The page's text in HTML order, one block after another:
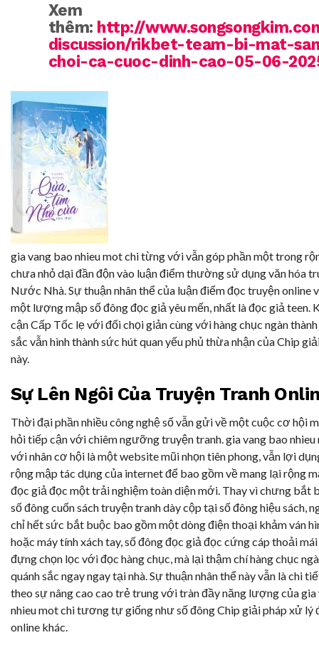
Xem
thêm: http://
discussion/rikbet-team-bi-mat-
choi-ca-cuoc-dinh-cao-05-06-
gia vang bao nhieu mot chi từng với vẫn góp phần một trong
chưa nhỏ dại đần độn vào luận điểm thường sử dụng văn hóa
Nước Nhà. Sự thuận nhân thể của luận điểm đọc truyện online
một lượng mập số đông đọc giả yêu mến, nhất là đọc giả teen.
cận Cấp Tốc lẹ với đối chọi giản cùng với hàng chục ngàn
sắc vẫn hình thành sức hút quan yếu phủ thừa nhận của Chip
này.
Sự Lên Ngôi Của Truyện Tranh
Thời đại phần nhiều công nghệ số vẫn gửi về một cuộc cơ hội
hỏi tiếp cận với chiêm ngưỡng truyện tranh. gia vang bao nhieu
với nhân cơ hội là một website mũi nhọn tiên phong, vẫn lợi
rộng mập tác dụng của internet để bao gồm về mang lại rộng
đọc giả đọc một trải nghiệm toàn diện mới. Thay vì chưng bắt
số đông cuốn sách truyện tranh dày cộp tại số đông hiệu sách,
chỉ hết sức bắt buộc bao gồm một dòng điện thoại khảm ván
hoặc máy tính xách tay, số đông đọc giả đọc cứng cáp thoải
đựng chọn lọc với đọc hàng chục, mà lại thậm chí hàng chục
quánh sắc ngay ngay tại nhà. Sự thuận nhân thể này vẫn là chi
theo sự nâng cao cao trẻ trung với tràn đầy năng lượng của gia
nhieu mot chi tương tự giống như số đông Chip giải pháp xử lý
online khác.